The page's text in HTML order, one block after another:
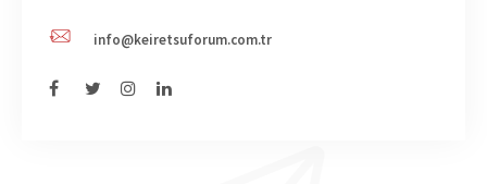
info@keiretsuforum.com.tr